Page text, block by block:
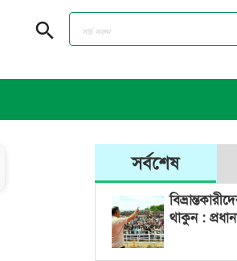
search
সর্বশেষ
থাকুন :